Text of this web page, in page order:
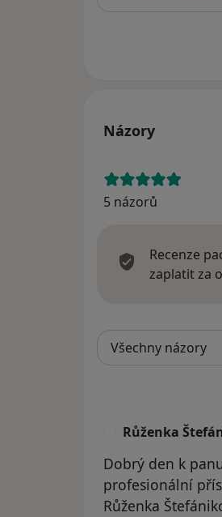
Názory
5 názorů
Recenze
zaplatit za
Růženka
Dobrý den k
profesionální
Růženka